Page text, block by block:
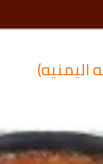
اليمنيه)